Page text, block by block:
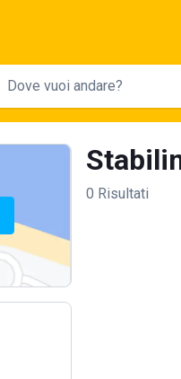
0 Risultati